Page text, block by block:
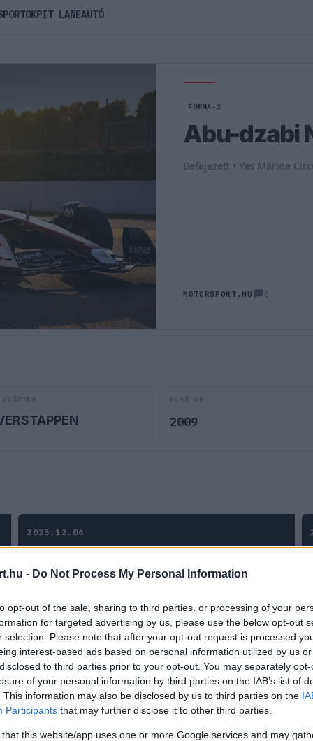
- Do Not Process My Personal Information
opt-out of the sale, sharing to third parties, or processing of your
for targeted advertising by us, please use the below opt-out
selection. Please note that after your opt-out request is processed
interest-based ads based on personal information utilized by us
to third parties prior to your opt-out. You may separately
of your personal information by third parties on the IAB’s list of
This information may also be disclosed by us to third parties on the
Participants that may further disclose it to other third parties.
that this website/app uses one or more Google services and may
FORMA-1
Abu-dzabi
Befejezett • Yas Marina
MOTORSPORT.HU 0
2009
2025.12.06
HARMADIK SZABADEDZÉS
IDŐMÉRŐ 14:00
PIT LANEAUTÓ